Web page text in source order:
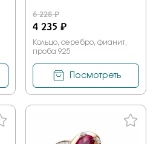
6 228 ₽
4 235 ₽
Кольцо, серебро, фианит,
проба 925
Посмотреть